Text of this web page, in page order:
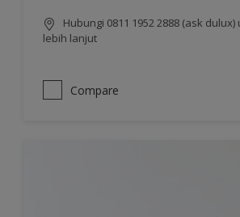
Hubungi 0811 1952 2888 (ask
lebih lanjut
Compare